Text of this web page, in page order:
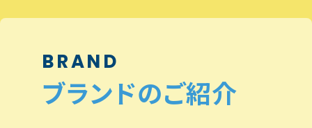
BRAND
ブランドのご紹介